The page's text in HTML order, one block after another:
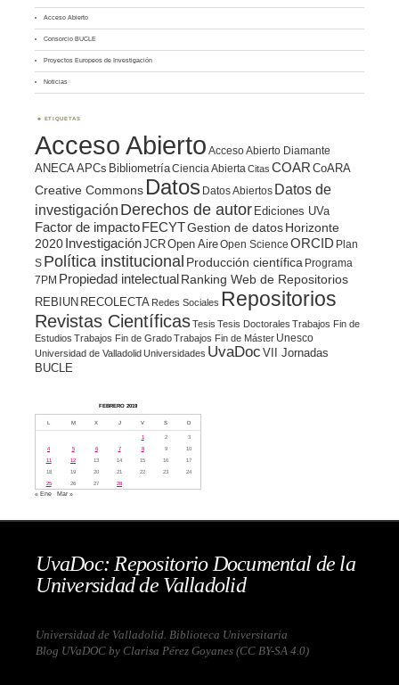
Acceso Abierto
Consorcio BUCLE
Proyectos Europeos de Investigación
Noticias
ETIQUETAS
Acceso Abierto Acceso Abierto Diamante
ANECA APCs BibliometríaCiencia Abierta Citas COAR CoARA
Creative Commons Datos Datos Abiertos Datos de
investigación Derechos de autor Ediciones UVa
Factor de impacto FECYTGestion de datosHorizonte
2020 InvestigaciónJCROpen AireOpen Science ORCID Plan
S Política institucional Producción científica Programa
7PM Propiedad intelectualRanking Web de Repositorios
REBIUN RECOLECTA Redes Sociales Repositorios
Revistas CientíficasTesis Tesis Doctorales Trabajos Fin de
Estudios Trabajos Fin de GradoTrabajos Fin de Máster Unesco
Universidad de ValladolidUniversidades UvaDoc VII Jornadas
BUCLE
FEBRERO 2019
L M X J V S D
1 2
3
4
5 6 7 8 9
10
11
12 13 14 15 16
17
18
19 20 21 22 23
24
25
26 27 28
« Ene Mar »
UvaDoc: Repositorio Documental de la
Universidad de Valladolid
Universidad de Valladolid. Biblioteca Universitaria
Blog UVaDOC by Clarisa Pérez Goyanes (CC BY-SA 4.0)